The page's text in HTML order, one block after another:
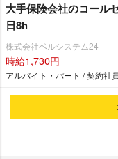
大手保険会社のコール
日8h
株式会社ベルシステム24
時給1,730円
アルバイト・パート / 契約社